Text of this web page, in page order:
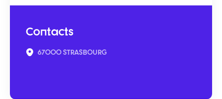
Contacts
67000 STRASBOURG